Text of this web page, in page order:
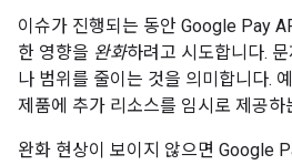
이슈가 진행되는 동안 Google Pay
한 영향을 완화하려고 시도합니다.
나 범위를 줄이는 것을 의미합니다.
제품에 추가 리소스를 임시로 제공하
완화 현상이 보이지 않으면 Google